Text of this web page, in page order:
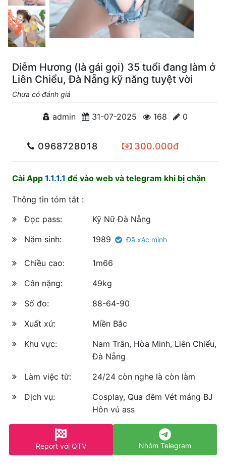
Diễm Hương (là gái gọi) 35 tuổi đang làm ở
Liên Chiểu, Đà Nẵng kỹ năng tuyệt vời
Chưa có đánh giá
admin 31-07-2025 168 0
0968728018 300.000đ
Cài App 1.1.1.1 để vào web và telegram khi bị chặn
Thông tin tóm tắt :
Đọc pass:
Kỹ Nữ Đà Nẵng
Năm sinh:
1989 Đã xác minh
Chiều cao:
1m66
Cân nặng:
49kg
Số đo:
88-64-90
Xuất xứ:
Miền Bắc
Khu vực:
Nam Trân, Hòa Minh, Liên Chiểu,
Đà Nẵng
Làm việc từ:
24/24 còn nghe là còn làm
Dịch vụ:
Cosplay, Qua đêm Vét máng BJ
Hôn vú ass
Report với QTV Nhóm Telegram